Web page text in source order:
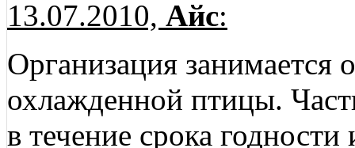
13.07.2010, Айс:
Организация занимается
охлажденной птицы.
в течение срока